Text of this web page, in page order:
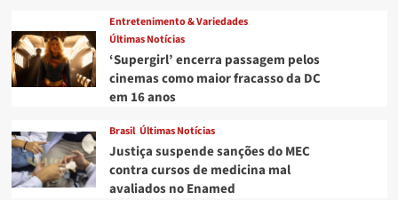
Entretenimento & Variedades
Últimas Notícias
‘Supergirl’ encerra passagem pelos
cinemas como maior fracasso da DC
em 16 anos
Brasil Últimas Notícias
Justiça suspende sanções do MEC
contra cursos de medicina mal
avaliados no Enamed